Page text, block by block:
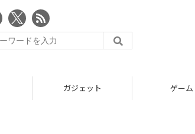
ガジェット ゲーム